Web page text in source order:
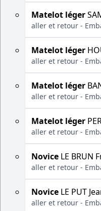
Matelot léger
aller et retour -
Matelot léger
aller et retour -
Matelot léger
aller et retour -
Matelot léger
aller et retour -
Novice LE BRUN
aller et retour -
Novice LE PUT
aller et retour -